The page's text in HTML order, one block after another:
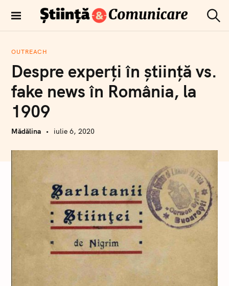
e
Comunicare
ă
e
OUTREACH
Despre experți în știință vs.
fake news în România, la
1909
Mădălina iulie 6, 2020